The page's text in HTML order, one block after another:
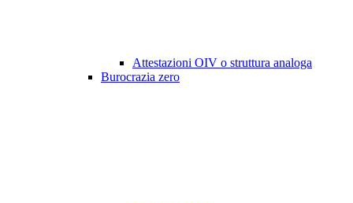
Attestazioni OIV o struttura analoga
Burocrazia zero